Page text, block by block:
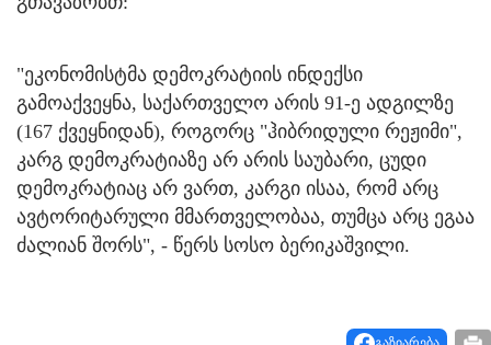
"ეკონომისტმა დემოკრატიის ინდექსი
გამოაქვეყნა, საქართველო არის 91-ე ადგილზე
(167 ქვეყნიდან), როგორც "ჰიბრიდული რეჟიმი",
კარგ დემოკრატიაზე არ არის საუბარი, ცუდი
დემოკრატიაც არ ვართ, კარგი ისაა, რომ არც
ავტორიტარული მმართველობაა, თუმცა არც ეგაა
ძალიან შორს", - წერს სოსო ბერიკაშვილი.